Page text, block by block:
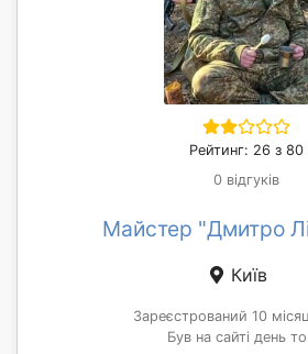
Рейтинг: 26 з 80
0 відгуків
Майстер "Дмитро
Київ
Зареєстрований 10
Був на сайті день